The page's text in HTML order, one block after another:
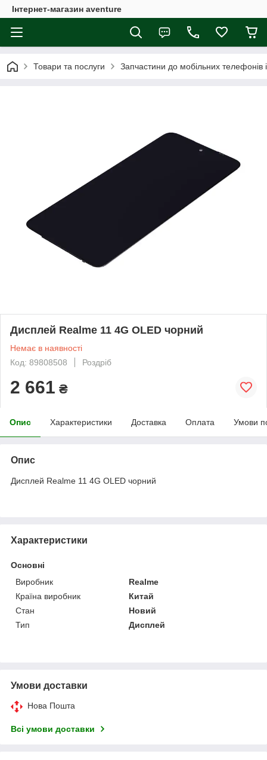
Інтернет-магазин aventure
Товари та послуги Запчастини до мобільних телефонів
Дисплей Realme 11 4G OLED чорний
Немає в наявності
Код: 89808508
Роздріб
2 661 ₴
Опис Характеристики Доставка Оплата Умови
Опис
Дисплей Realme 11 4G OLED чорний
Характеристики
Основні
Виробник
Realme
Країна виробник
Китай
Стан
Новий
Тип
Дисплей
Умови доставки
Нова Пошта
Всі умови доставки